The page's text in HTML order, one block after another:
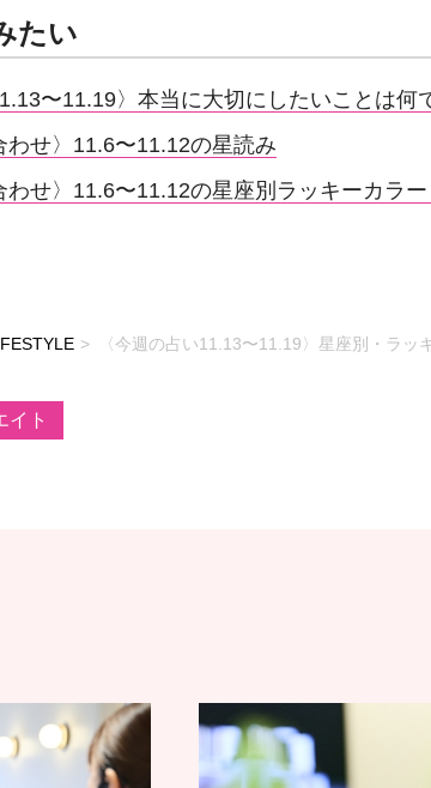
たい
〜11.19〉本当に大切にしたいことは何
わせ〉11.6〜11.12の星読み
わせ〉11.6〜11.12の星座別ラッキーカラ
〈今週の占い11.13〜11.19〉星座別・ラッ
イト